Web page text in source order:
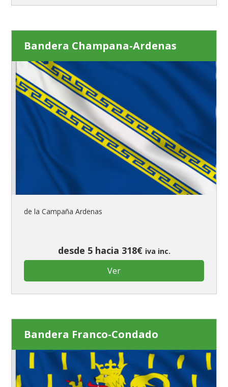
Bandera Champana-Ardenas
de la Campaña Ardenas
desde 5 hacia 318€ iva inc.
Ver
Bandera Franco-Condado